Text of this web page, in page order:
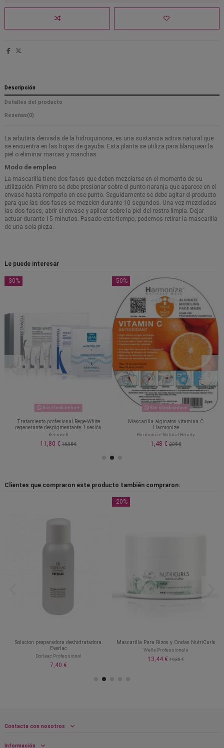
Descripción
Detalles del producto
Reseñas(0)
La arbutina derivada de la hidroquinona, es una sustancia activa natural que
se encuentra en las hojas de gayuba. Esta planta se utiliza para blanquear la
piel o eliminar marcas y manchas.
Modo de empleo
La mascarilla tiene dos fases que deben mezclarse en el momento de su
utilización. Primero se debe presionar sobre el punto naranja que aparece en el
envase hasta romperlo en ese punto. Seguidamente se debe agitar el producto
para que las dos fases se mezclen durante 10 segundos. Una vez mezcladas
las dos fases, abrir el envase y aplicar sobre la piel del rostro limpia. Dejar
actuar durante 15 minutos. Pasado este tiempo, podemos retirar la mascarilla
de una sola pieza.
Le puede interesar
-30%
Sin stock online
Tratamiento profesional Rege-White
regenerante despigmentante 1 sesión
Keenwell
11,80 € 16,85 €
-50%
Sin stock online
Mascarilla alginatos vitamina C
Harmonize
Harmonize Natural Beauty
1,48 € 2,95 €
Clientes que compraron este producto también compraron:
Solucion preparadora deshidratadora
Everlac
Dorleac Professional
7,40 €
-20%
Mascarilla Para Rizos y Ondas NutriCurls
Wella Professionals
13,44 € 16,80 €
Contacta con nosotros
Información